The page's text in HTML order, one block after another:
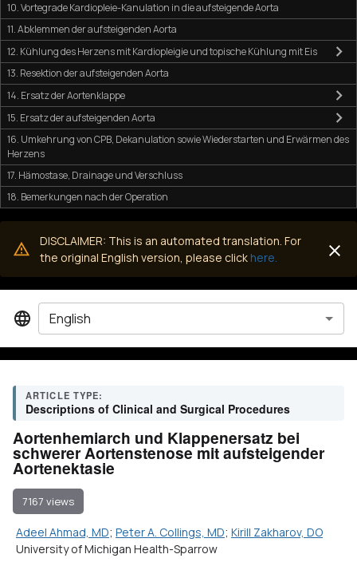
10. Vortegrade Kardiopleie-Kanulation in die aufsteigende Aorta
11. Abklemmen der aufsteigenden Aorta
12. Kühlung des Herzens mit Kardiopleigie und topische Kühlung mit Eis
13. Resektion der aufsteigenden Aorta
14. Ersatz der Aortenklappe
15. Ersatz der aufsteigenden Aorta
16. Umkehrung von CPB, Dekanulation sowie Wiederstarten und Erwärmen des
Herzens
17. Hämostase, Drainage und Verschluss
18. Bemerkungen nach der Operation
DISCLAIMER: This is an automated translation. For
the original English version, please click here.
ARTICLE TYPE:
Descriptions of Clinical and Surgical Procedures
Aortenhemiarch und Klappenersatz bei
schwerer Aortenstenose mit aufsteigender
Aortenektasie
7167 views
Adeel Ahmad, MD; Peter A. Collings, MD; Kirill Zakharov, DO
University of Michigan Health-Sparrow
English